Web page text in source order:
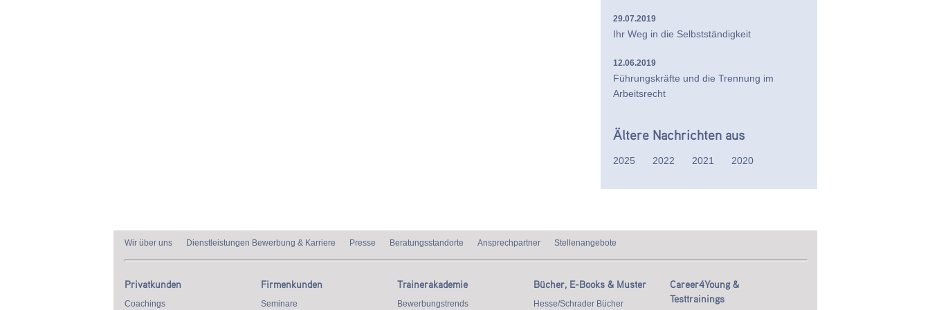
29.07.2019
Ihr Weg in die Selbstständigkeit
12.06.2019
Führungskräfte und die Trennung im
Arbeitsrecht
Ältere Nachrichten aus
2025 2022 2021 2020
Wir über uns Dienstleistungen Bewerbung & Karriere Presse Beratungsstandorte Ansprechpartner Stellenangebote
Privatkunden
Coachings
Firmenkunden
Seminare
Trainerakademie
Bewerbungstrends
Bücher, E-Books & Muster
Hesse/Schrader Bücher
Career4Young &
Testtrainings